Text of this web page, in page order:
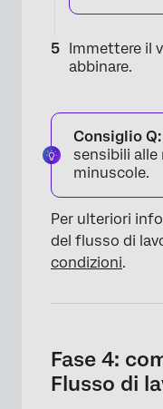
Immettere il
abbinare.
Consiglio Q:
sensibili alle
minuscole.
Per ulteriori
del flusso di
condizioni.
Fase 4:
Flusso di